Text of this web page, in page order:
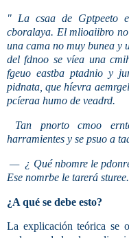
" La csaa de Gptpeeto
cboralaya. El mlioaiibro
una cama no muy bunea y
del fdnoo se víea una
fgeuo eastba ptadnio y
pidnata, que híevra
pcíeraa humo de veadrd.
Tan pnorto cmoo
harramientes y se psuo a
— ¿ Qué nbomre le
Ese nomrbe le tarerá
¿A qué se debe esto?
La explicación teórica se